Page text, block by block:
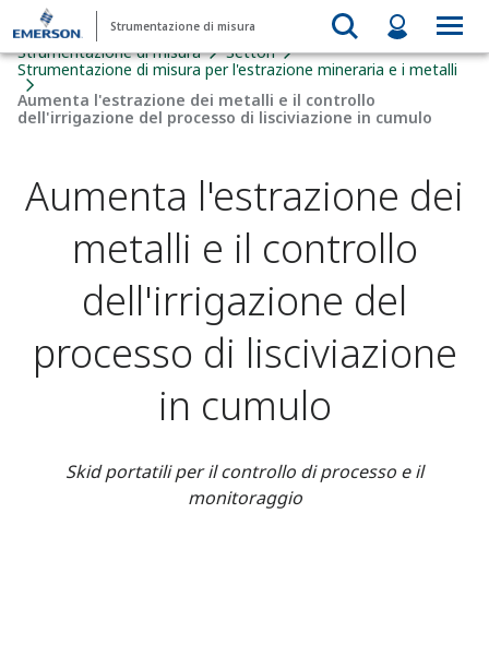
Strumentazione di misura
Strumentazione di misura
Settori
Strumentazione di misura per l'estrazione mineraria e i metalli
Aumenta l'estrazione dei metalli e il controllo
dell'irrigazione del processo di lisciviazione in cumulo
Aumenta l'estrazione dei
metalli e il controllo
dell'irrigazione del
processo di lisciviazione
in cumulo
Skid portatili per il controllo di processo e il
monitoraggio